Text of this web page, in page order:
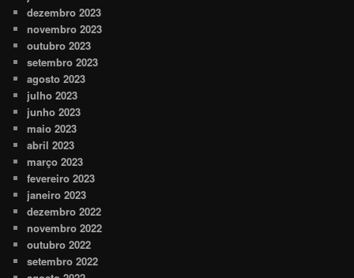
dezembro 2023
novembro 2023
outubro 2023
setembro 2023
agosto 2023
julho 2023
junho 2023
maio 2023
abril 2023
março 2023
fevereiro 2023
janeiro 2023
dezembro 2022
novembro 2022
outubro 2022
setembro 2022